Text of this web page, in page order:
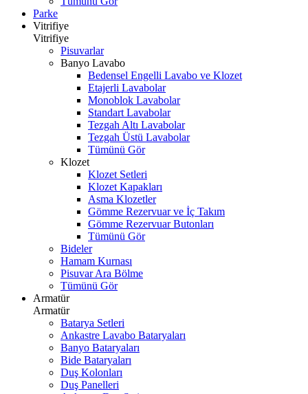
Parke
Vitrifiye
Vitrifiye
Pisuvarlar
Banyo Lavabo
Bedensel Engelli Lavabo ve Klozet
Etajerli Lavabolar
Monoblok Lavabolar
Standart Lavabolar
Tezgah Altı Lavabolar
Tezgah Üstü Lavabolar
Tümünü Gör
Klozet
Klozet Setleri
Klozet Kapakları
Asma Klozetler
Gömme Rezervuar ve İç Takım
Gömme Rezervuar Butonları
Tümünü Gör
Bideler
Hamam Kurnası
Pisuvar Ara Bölme
Tümünü Gör
Armatür
Armatür
Batarya Setleri
Ankastre Lavabo Bataryaları
Banyo Bataryaları
Bide Bataryaları
Duş Kolonları
Duş Panelleri